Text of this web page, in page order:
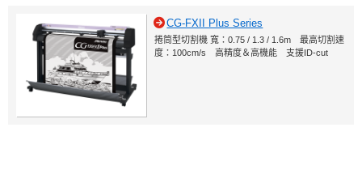
CG-FXII Plus Series
捲筒型切割機 寬：0.75 / 1.3 / 1.6m 最高切割速
度：100cm/s 高精度＆高機能 支援ID-cut